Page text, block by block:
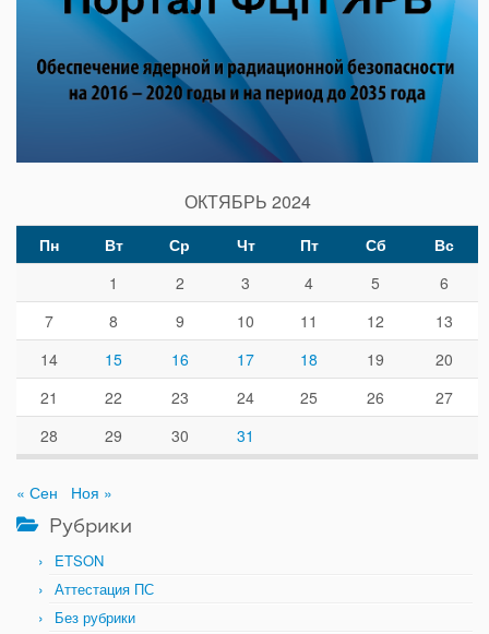
ОКТЯБРЬ 2024
Пн Вт Ср Чт Пт Сб
Вс
1
2 3 4 5
6
7
8 9 10 11 12
13
14
15 16 17 18 19
20
21
22 23 24 25 26
27
28
29 30 31
« Сен Ноя »
Рубрики
ETSON
Аттестация ПС
Без рубрики